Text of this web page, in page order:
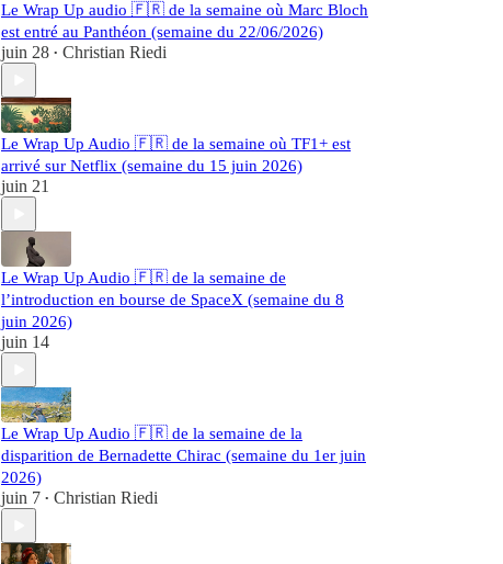
Le Wrap Up audio 🇫🇷 de la semaine où Marc Bloch
est entré au Panthéon (semaine du 22/06/2026)
juin 28 • Christian Riedi
Le Wrap Up Audio 🇫🇷 de la semaine où TF1+ est
arrivé sur Netflix (semaine du 15 juin 2026)
juin 21
Le Wrap Up Audio 🇫🇷 de la semaine de
l’introduction en bourse de SpaceX (semaine du 8
juin 2026)
juin 14
Le Wrap Up Audio 🇫🇷 de la semaine de la
disparition de Bernadette Chirac (semaine du 1er juin
2026)
juin 7 • Christian Riedi